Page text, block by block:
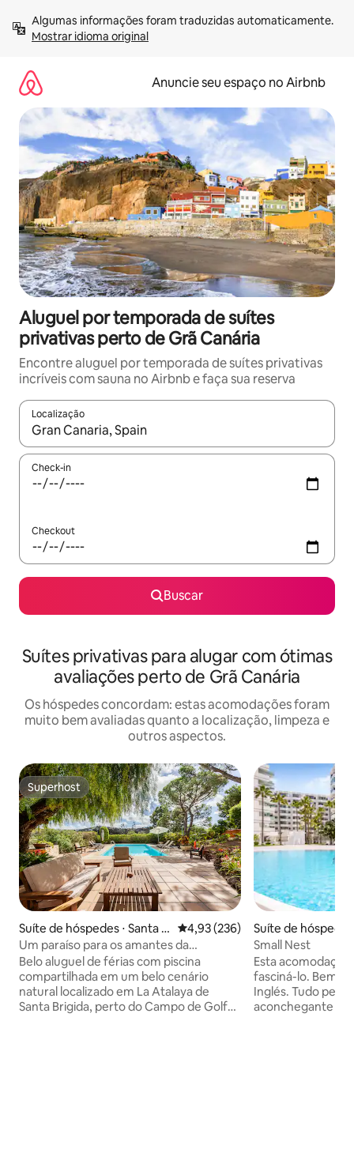
para
Mostrar idioma original
Anuncie seu espaço no Airbnb
Aluguel por temporada de suítes
privativas perto de Grã Canária
Encontre aluguel por temporada de suítes privativas
incríveis com sauna no Airbnb e faça sua reserva
Localização
Quando os resultados estiverem disponíveis, explore-os
Check-in
Checkout
Buscar
Suítes privativas para alugar com ótimas
avaliações perto de Grã Canária
Os hóspedes concordam: estas acomodações foram
muito bem avaliadas quanto a localização, limpeza e
outros aspectos.
Superhost
Superhost
Suíte de hóspedes ⋅ Santa B
rígida
4,93 de uma avaliação média de
4,93 (236)
Um paraíso para os amantes da
natureza, Roquete A
Belo aluguel de férias com piscina
compartilhada em um belo cenário
natural localizado em La Atalaya de
Santa Brigida, perto do Campo de Golfe
Suíte de
mas
Small Nest
Esta
fasciná-lo. Bem
Inglés. Tudo
aconchegante e